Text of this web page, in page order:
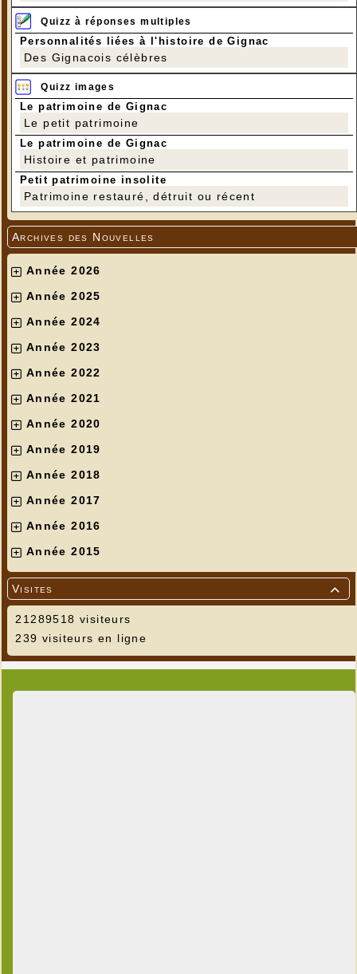
Quizz à réponses multiples
Personnalités liées à l'histoire de Gignac
Des Gignacois célèbres
Quizz images
Le patrimoine de Gignac
Le petit patrimoine
Le patrimoine de Gignac
Histoire et patrimoine
Petit patrimoine insolite
Patrimoine restauré, détruit ou récent
Archives des Nouvelles
Année 2026
Année 2025
Année 2024
Année 2023
Année 2022
Année 2021
Année 2020
Année 2019
Année 2018
Année 2017
Année 2016
Année 2015

Visites
21289518 visiteurs
239 visiteurs en ligne